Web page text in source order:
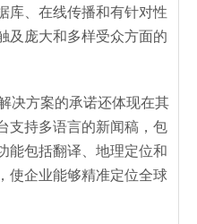
库、在线传播和有针对性
及庞大和多样受众方面的
决方案的承诺还体现在其
支持多语言的新闻稿，包
能包括翻译、地理定位和
使企业能够精准定位全球